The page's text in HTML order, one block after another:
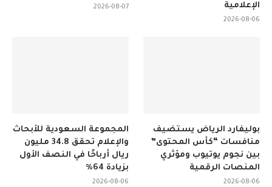
2026-08-07
الإعلامية
2026-08-06
المجموعة السعودية للأبحاث
والإعلام تحقق 34.8 مليون
ريال أرباحًا في النصف الأول
بزيادة 64%
2026-08-06
بوليفارد الرياض يستضيف
منافسات “كأس المحتوى”
بين نجوم يوتيوب ومؤثري
المنصات الرقمية
2026-08-06